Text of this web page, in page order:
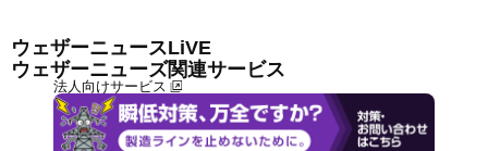
ウェザーニュースLiVE
ウェザーニューズ関連サービス
法人向けサービス